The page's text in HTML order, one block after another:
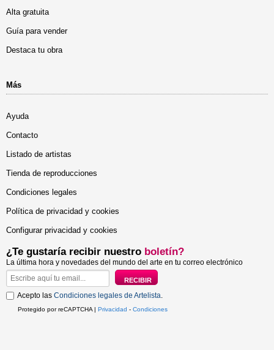
Alta gratuita
Guía para vender
Destaca tu obra
Más
Ayuda
Contacto
Listado de artistas
Tienda de reproducciones
Condiciones legales
Política de privacidad y cookies
Configurar privacidad y cookies
¿Te gustaría recibir nuestro boletín?
La última hora y novedades del mundo del arte en tu correo electrónico
Acepto las Condiciones legales de Artelista.
Protegido por reCAPTCHA | Privacidad - Condiciones